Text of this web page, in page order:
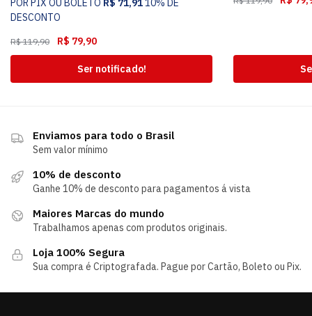
POR PIX OU BOLETO R$ 71,9110% DE
DESCONTO
R$119,90 R$ 79,90
Ser notificado!
Enviamos para todo o Brasil
Sem valor mínimo
10% de desconto
Ganhe 10% de desconto para pagamentos á vista
Maiores Marcas do mundo
Trabalhamos apenas com produtos originais.
Loja 100% Segura
Sua compra é Criptografada. Pague por Cartão, Boleto ou Pix.